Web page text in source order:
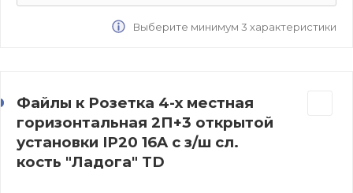
Выберите минимум 3 характеристики
Файлы к Розетка 4-х местная
горизонтальная 2П+3 открытой
установки IP20 16A с з/ш сл.
кость "Ладога" TD